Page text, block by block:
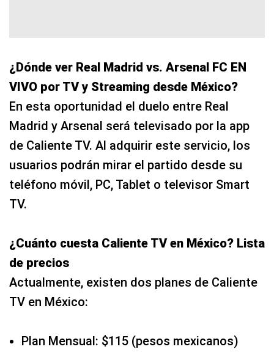
¿Dónde ver Real Madrid vs. Arsenal FC EN
VIVO por TV y Streaming desde México?
En esta oportunidad el duelo entre Real
Madrid y Arsenal será televisado por la app
de Caliente TV. Al adquirir este servicio, los
usuarios podrán mirar el partido desde su
teléfono móvil, PC, Tablet o televisor Smart
TV.
¿Cuánto cuesta Caliente TV en México? Lista
de precios
Actualmente, existen dos planes de Caliente
TV en México:
Plan Mensual: $115 (pesos mexicanos)